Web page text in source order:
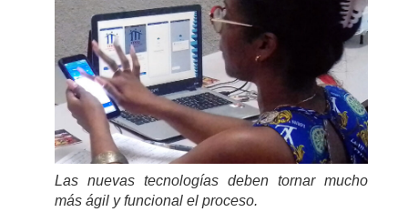
Las nuevas tecnologías deben tornar mucho
más ágil y funcional el proceso.